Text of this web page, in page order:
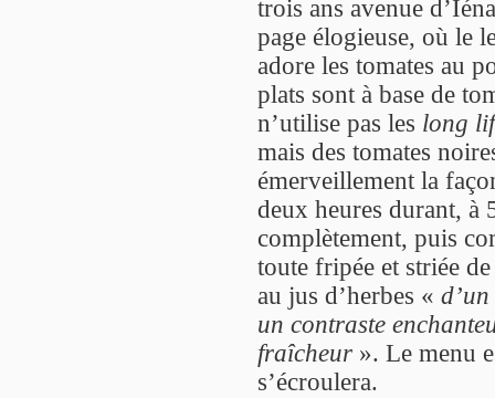
trois ans avenue
page élogieuse, où le
adore les tomates au
plats sont à base de
n’utilise pas les long
mais des tomates
émerveillement la
deux heures durant, à
complètement, puis
toute fripée et striée
au jus d’herbes «
un contraste
fraîcheur ». Le menu
s’écroulera.